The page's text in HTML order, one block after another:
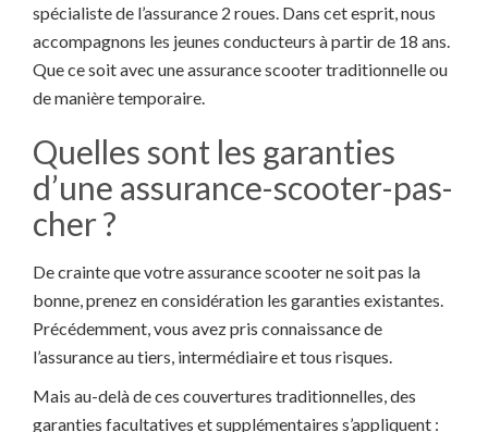
spécialiste de l’assurance 2 roues. Dans cet esprit, nous
accompagnons les jeunes conducteurs à partir de 18 ans.
Que ce soit avec une assurance scooter traditionnelle ou
de manière temporaire.
Quelles sont les garanties
d’une assurance-scooter-pas-
cher ?
De crainte que votre assurance scooter ne soit pas la
bonne, prenez en considération les garanties existantes.
Précédemment, vous avez pris connaissance de
l’assurance au tiers, intermédiaire et tous risques.
Mais au-delà de ces couvertures traditionnelles, des
garanties facultatives et supplémentaires s’appliquent :